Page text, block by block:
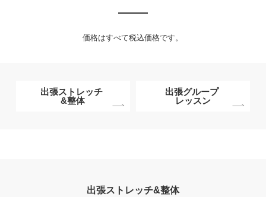
価格はすべて税込価格です。
出張ストレッチ
&整体
出張グループ
レッスン
出張ストレッチ&整体